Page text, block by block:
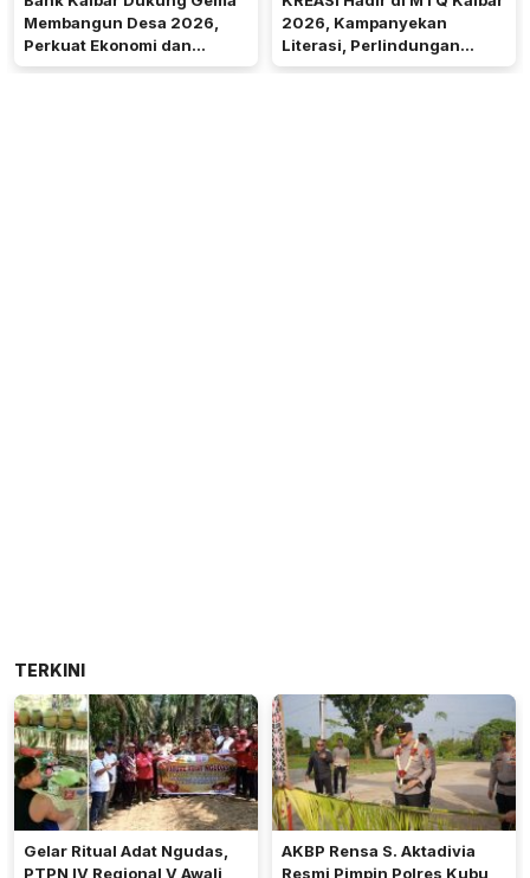
Membangun Desa 2026,
Perkuat Ekonomi dan
Kemandirian Desa di Kalbar
2026, Kampanyekan
Literasi, Perlindungan
Anak, dan Wajib Belajar 13
TERKINI
Gelar Ritual Adat Ngudas,
PTPN IV Regional V Awali
AKBP Rensa S. Aktadivia
Resmi Pimpin Polres Kubu